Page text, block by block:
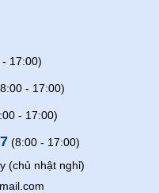
17:00)
- 17:00)
- 17:00)
(8:00 - 17:00)
(chủ nhật nghỉ)